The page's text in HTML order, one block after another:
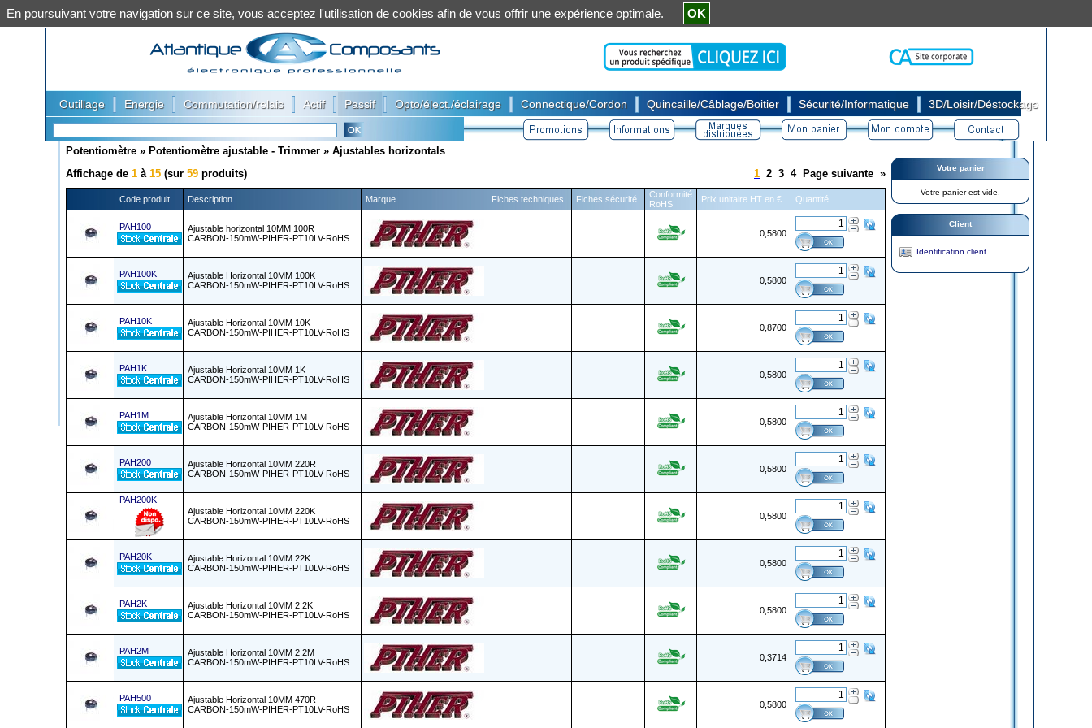
Outillage Energie Commutation/relais Actif Passif Opto/élect./éclairage Connectique/Cordon Quincaille/Câblage/Boitier Sécurité/Informatique 3D/Loisir/Déstockage
Potentiomètre » Potentiomètre ajustable - Trimmer » Ajustables horizontals
Affichage de 1 à 15 (sur 59 produits) 1 2 3 4 Page suivante »
Code produit Description Marque Fiches techniques Fiches sécurité
Conformité
RoHS
Prix unitaire HT en € Quantité
PAH100
Ajustable horizontal 10MM 100R
CARBON-150mW-PIHER-PT10LV-RoHS
0,5800
PAH100K
Ajustable Horizontal 10MM 100K
CARBON-150mW-PIHER-PT10LV-RoHS
0,5800
PAH10K
Ajustable Horizontal 10MM 10K
CARBON-150mW-PIHER-PT10LV-RoHS
0,8700
PAH1K
Ajustable Horizontal 10MM 1K
CARBON-150mW-PIHER-PT10LV-RoHS
0,5800
PAH1M
Ajustable Horizontal 10MM 1M
CARBON-150mW-PIHER-PT10LV-RoHS
0,5800
PAH200
Ajustable Horizontal 10MM 220R
CARBON-150mW-PIHER-PT10LV-RoHS
0,5800
PAH200K
Ajustable Horizontal 10MM 220K
CARBON-150mW-PIHER-PT10LV-RoHS
0,5800
PAH20K
Ajustable Horizontal 10MM 22K
CARBON-150mW-PIHER-PT10LV-RoHS
0,5800
PAH2K
Ajustable Horizontal 10MM 2.2K
CARBON-150mW-PIHER-PT10LV-RoHS
0,5800
PAH2M
Ajustable Horizontal 10MM 2.2M
CARBON-150mW-PIHER-PT10LV-RoHS
0,3714
PAH500
Ajustable Horizontal 10MM 470R
CARBON-150mW-PIHER-PT10LV-RoHS
0,5800
Votre panier
Votre panier est vide.
Client
Identification client
En poursuivant votre navigation sur ce site, vous acceptez l'utilisation de cookies afin de vous offrir une expérience optimale. OK